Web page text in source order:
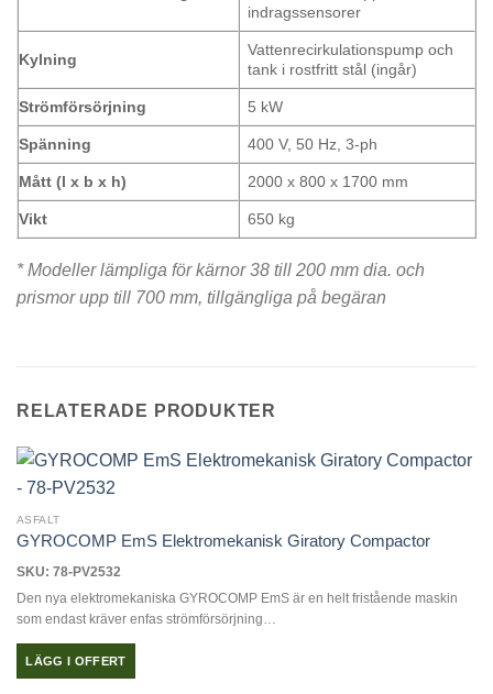
indragssensorer
Kylning
Vattenrecirkulationspump och
tank i rostfritt stål (ingår)
Strömförsörjning 5 kW
Spänning 400 V, 50 Hz, 3-ph
Mått (l x b x h) 2000 x 800 x 1700 mm
Vikt 650 kg
* Modeller lämpliga för kärnor 38 till 200 mm dia. och
prismor upp till 700 mm, tillgängliga på begäran
RELATERADE PRODUKTER
ASFALT
GYROCOMP EmS Elektromekanisk Giratory Compactor
SKU: 78-PV2532
Den nya elektromekaniska GYROCOMP EmS är en helt fristående maskin
som endast kräver enfas strömförsörjning…
LÄGG I OFFERT